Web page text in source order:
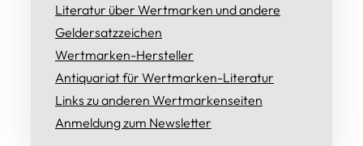
Literatur über Wertmarken und andere
Geldersatzzeichen
Wertmarken-Hersteller
Antiquariat für Wertmarken-Literatur
Links zu anderen Wertmarkenseiten
Anmeldung zum Newsletter